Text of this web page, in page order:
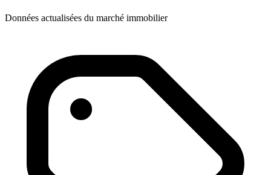
Données actualisées du marché immobilier